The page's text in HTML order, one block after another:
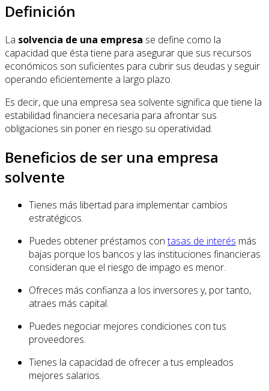
Definición
La solvencia de una empresa se define como la
capacidad que ésta tiene para asegurar que sus recursos
económicos son suficientes para cubrir sus deudas y seguir
operando eficientemente a largo plazo.
Es decir, que una empresa sea solvente significa que tiene la
estabilidad financiera necesaria para afrontar sus
obligaciones sin poner en riesgo su operatividad.
Beneficios de ser una empresa
solvente
Tienes más libertad para implementar cambios
estratégicos.
Puedes obtener préstamos contasas de interés más
bajas porque los bancos y las instituciones financieras
consideran que el riesgo de impago es menor.
Ofreces más confianza a los inversores y, por tanto,
atraes más capital.
Puedes negociar mejores condiciones con tus
proveedores.
Tienes la capacidad de ofrecer a tus empleados
mejores salarios.